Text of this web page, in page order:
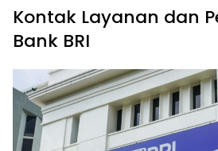
Kontak Layanan dan
Bank BRI